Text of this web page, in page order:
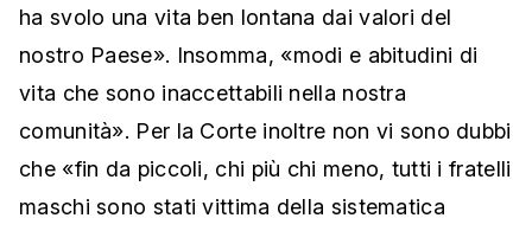
ha svolo una vita ben lontana dai valori del
nostro Paese». Insomma, «modi e abitudini di
vita che sono inaccettabili nella nostra
comunità». Per la Corte inoltre non vi sono dubbi
che «fin da piccoli, chi più chi meno, tutti i fratelli
maschi sono stati vittima della sistematica